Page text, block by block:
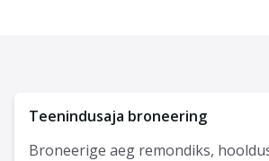
Teenindusaja broneering
Broneerige aeg remondiks,